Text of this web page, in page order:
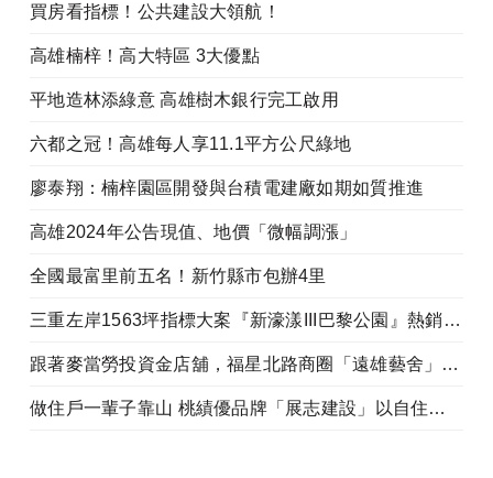
買房看指標！公共建設大領航！
高雄楠梓！高大特區 3大優點
平地造林添綠意 高雄樹木銀行完工啟用
六都之冠！高雄每人享11.1平方公尺綠地
廖泰翔：楠梓園區開發與台積電建廠如期如質推進
高雄2024年公告現值、地價「微幅調漲」
全國最富里前五名！新竹縣市包辦4里
三重左岸1563坪指標大案『新濠漾III巴黎公園』熱銷開工
跟著麥當勞投資金店舖，福星北路商圈「遠雄藝舍」金店炙手可熱
做住戶一輩子靠山 桃績優品牌「展志建設」以自住心蓋房